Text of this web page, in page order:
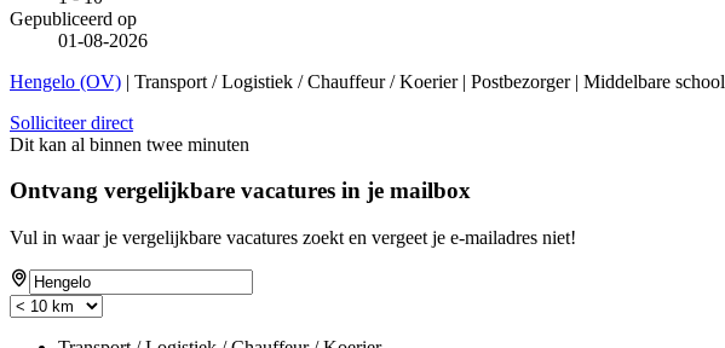
Gepubliceerd op
01-08-2026
Hengelo (OV) | Transport / Logistiek / Chauffeur / Koerier | Postbezorger | Middelbare school
Solliciteer direct
Dit kan al binnen twee minuten
Ontvang vergelijkbare vacatures in je mailbox
Vul in waar je vergelijkbare vacatures zoekt en vergeet je e-mailadres niet!